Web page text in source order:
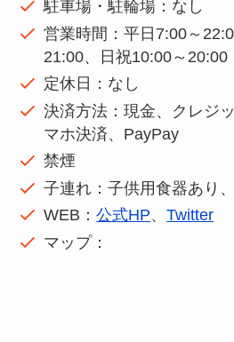
駐車場・駐輪場：なし
営業時間：平日7:00～
21:00、日祝10:00～20:00
定休日：なし
決済方法：現金、クレジ
マホ決済、PayPay
禁煙
子連れ：子供用食器あり
WEB：公式HP、Twitter
マップ：